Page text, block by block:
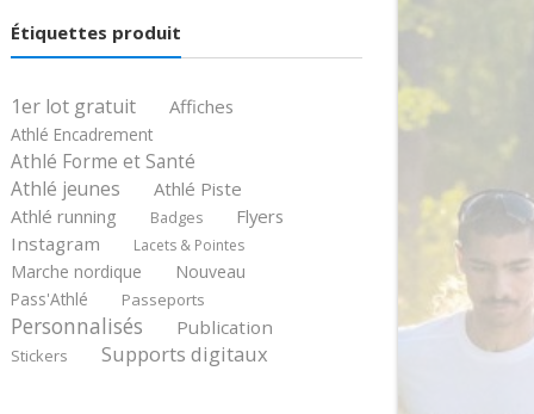
Étiquettes produit
1er lot gratuit Affiches
Athlé Encadrement
Athlé Forme et Santé
Athlé jeunes
Athlé Piste
Athlé running
Badges
Flyers
Instagram
Lacets & Pointes
Marche nordique Nouveau
Pass'Athlé Passeports
Personnalisés Publication
Stickers Supports digitaux